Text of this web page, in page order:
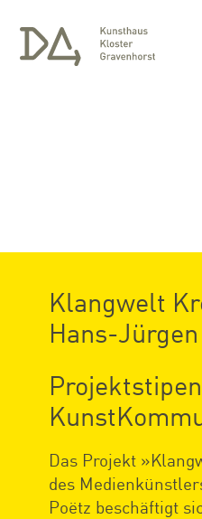
Klangwelt
Hans-
Das Projekt
des
Poëtz beschäftigt